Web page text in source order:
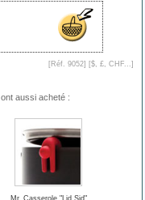
[Réf. 9052] [$, £, CHF...]
aussi acheté :
Mr. Casserole "Lid Sid"